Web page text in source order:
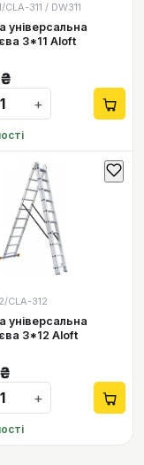
CLA-311 / DW311
універсальна
3*11 Aloft
₴
+
CLA-312
універсальна
3*12 Aloft
₴
+